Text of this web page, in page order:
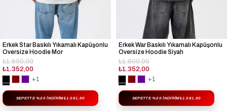
Erkek Star Baskılı Yıkamalı Kapüşonlu
Oversize Hoodie Mor
₺1.352,00
₺1.690,00
+1
SEPETTE %20 İNDIRIM₺1.081,60
Erkek War Baskılı Yıkamalı Kapüşonlu
Oversize Hoodie Siyah
₺1.352,00
₺1.690,00
+1
SEPETTE %20 İNDIRIM₺1.081,60